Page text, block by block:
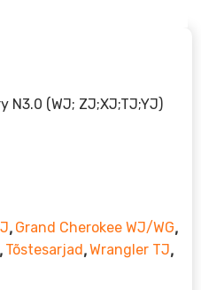
N3.0 (WJ; ZJ;XJ;TJ;YJ)
, Grand Cherokee WJ/WG,
, Tõstesarjad,Wrangler TJ,